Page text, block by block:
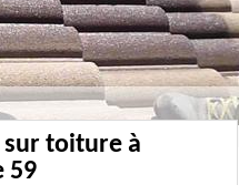
toiture à
59